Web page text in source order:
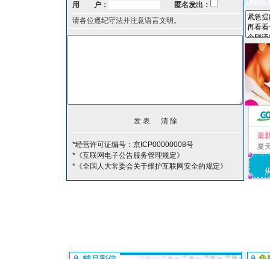
用 户：
匿名发出：
请各位遵纪守法并注意语言文明。
*经营许可证编号：京ICP00000008号
*《互联网电子公告服务管理规定》
*《全国人大常委会关于维护互联网安全的规定》
最
夏